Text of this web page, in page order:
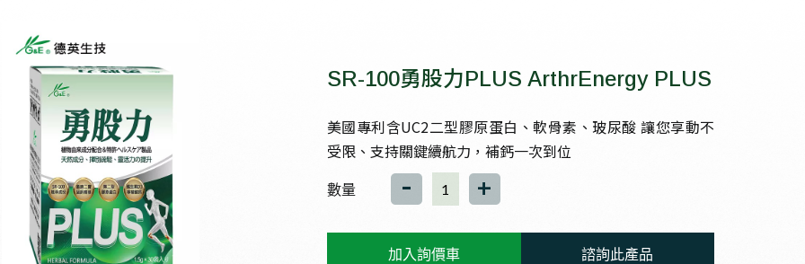
SR-100勇股力PLUS ArthrEnergy PLUS
美國專利含UC2二型膠原蛋白、軟骨素、玻尿酸 讓您享動不
受限、支持關鍵續航力，補鈣一次到位
數量 - +
加入詢價車 諮詢此產品